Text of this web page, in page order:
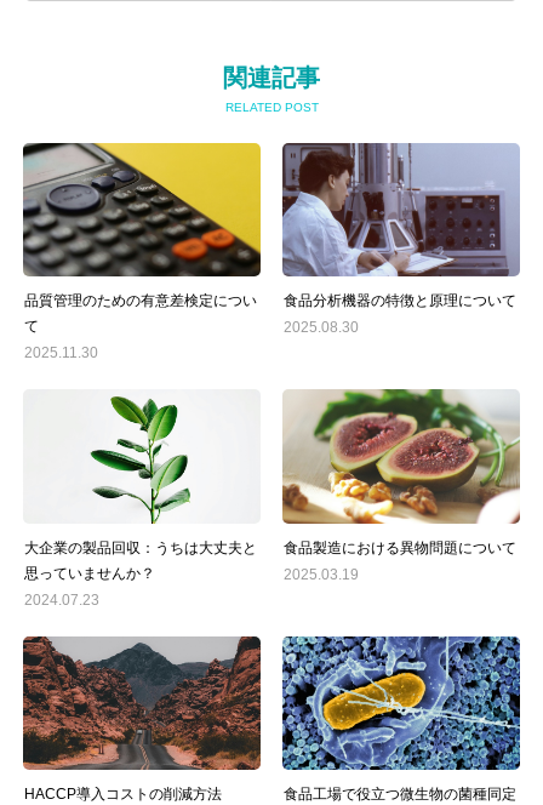
関連記事
RELATED POST
品質管理のための有意差検定につい
て
2025.11.30
食品分析機器の特徴と原理について
2025.08.30
大企業の製品回収：うちは大丈夫と
思っていませんか？
2024.07.23
食品製造における異物問題について
2025.03.19
HACCP導入コストの削減方法
食品工場で役立つ微生物の菌種同定